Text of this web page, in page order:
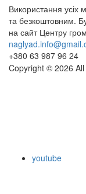
Використання усіх
та безкоштовним.
на сайт Центру
+380 63 987 96 24
Copyright © 2026
youtube